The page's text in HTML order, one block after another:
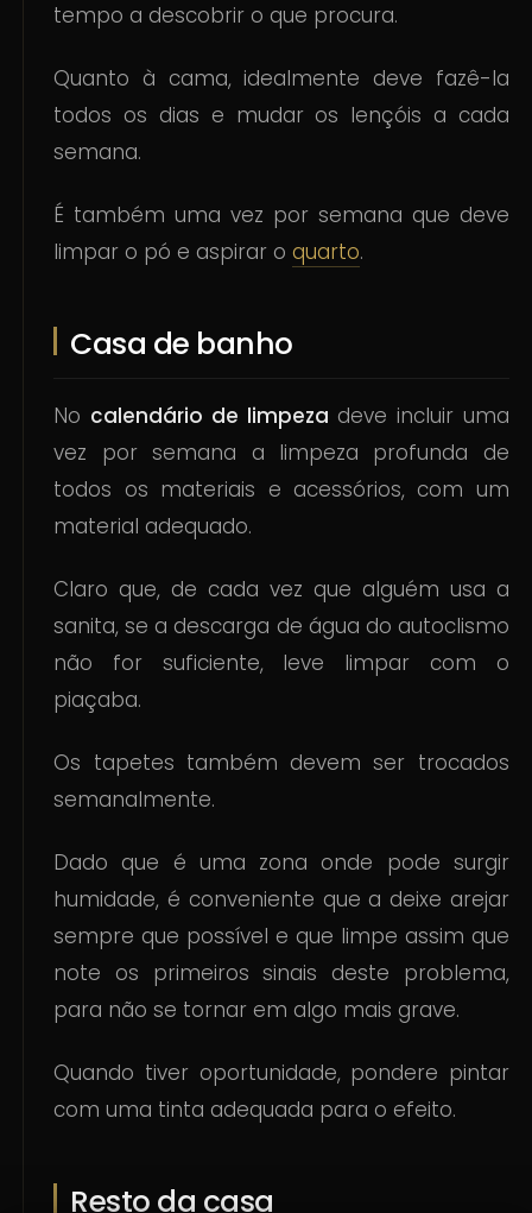
tempo a descobrir o que procura.
Quanto à cama, idealmente deve fazê-la
todos os dias e mudar os lençóis a cada
semana.
É também uma vez por semana que deve
limpar o pó e aspirar oquarto.
Casa de banho
No calendário de limpeza deve incluir uma
vez por semana a limpeza profunda de
todos os materiais e acessórios, com um
material adequado.
Claro que, de cada vez que alguém usa a
sanita, se a descarga de água do autoclismo
não for suficiente, leve limpar com o
piaçaba.
Os tapetes também devem ser trocados
semanalmente.
Dado que é uma zona onde pode surgir
humidade, é conveniente que a deixe arejar
sempre que possível e que limpe assim que
note os primeiros sinais deste problema,
para não se tornar em algo mais grave.
Quando tiver oportunidade, pondere pintar
com uma tinta adequada para o efeito.
Resto da casa